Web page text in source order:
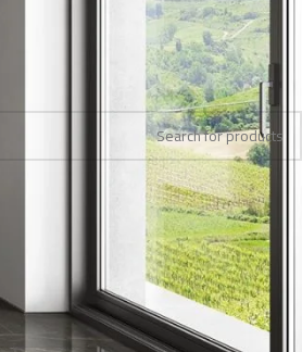
Home اللون فينتج مكس
No products were found matching your selection.